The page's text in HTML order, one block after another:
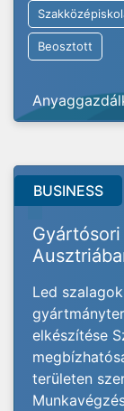
Beosztott
BUSINESS
Led
elkészítése
területen